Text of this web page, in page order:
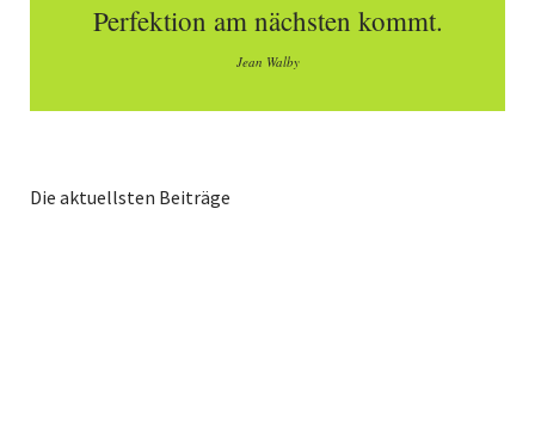
Perfektion am nächsten kommt.
Jean Walby
Die aktuellsten Beiträge